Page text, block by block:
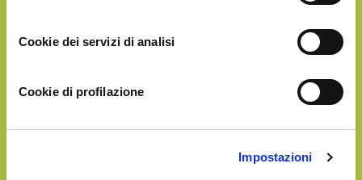
Cookie dei servizi di analisi
Cookie di profilazione
Impostazioni